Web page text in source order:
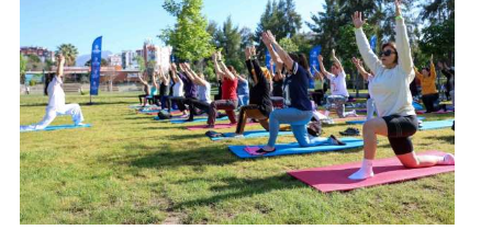
EKONOMİ
DÜNYA
MAGAZİN
GALERİ